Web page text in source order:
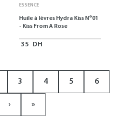
ESSENCE
Huile à lèvres Hydra Kiss N°01
- Kiss From A Rose
35 DH
3 4 5 6
› »